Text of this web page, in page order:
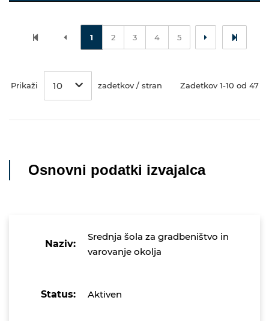
1 2 3 4 5
Prikaži 10 zadetkov / stran Zadetkov 1-10 od 47
Osnovni podatki izvajalca
Naziv:
Srednja šola za gradbeništvo in
varovanje okolja
Status: Aktiven